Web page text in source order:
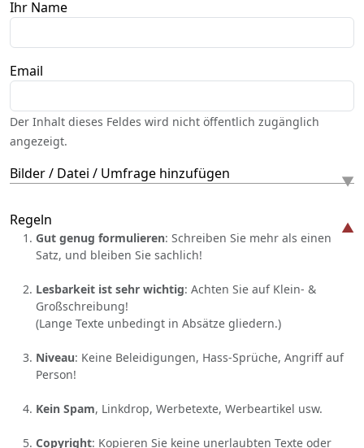
Ihr Name
Email
Der Inhalt dieses Feldes wird nicht öffentlich zugänglich
angezeigt.
Bilder / Datei / Umfrage hinzufügen
Regeln
Gut genug formulieren: Schreiben Sie mehr als einen
Satz, und bleiben Sie sachlich!
Lesbarkeit ist sehr wichtig: Achten Sie auf Klein- &
Großschreibung!
(Lange Texte unbedingt in Absätze gliedern.)
Niveau: Keine Beleidigungen, Hass-Sprüche, Angriff auf
Person!
Kein Spam, Linkdrop, Werbetexte, Werbeartikel usw.
Copyright: Kopieren Sie keine unerlaubten Texte oder